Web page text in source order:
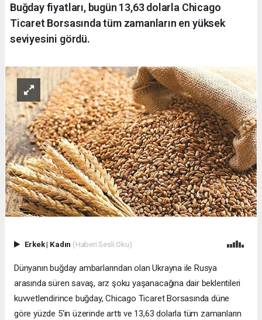
Buğday fiyatları, bugün 13,63 dolarla Chicago
Ticaret Borsasında tüm zamanların en yüksek
seviyesini gördü.
Erkek| Kadın (Haberi Sesli Oku)
Dünyanın buğday ambarlarından olan Ukrayna ile Rusya
arasında süren savaş, arz şoku yaşanacağına dair beklentileri
kuvvetlendirince buğday, Chicago Ticaret Borsasında düne
göre yüzde 5'in üzerinde arttı ve 13,63 dolarla tüm zamanların